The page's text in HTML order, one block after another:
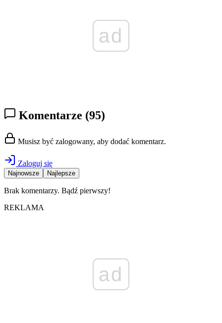
ad
Komentarze (95)
Musisz być zalogowany, aby dodać komentarz.
Zaloguj się
Najnowsze Najlepsze
Brak komentarzy. Bądź pierwszy!
REKLAMA
ad